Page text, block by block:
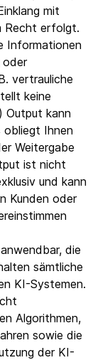
mit
Recht erfolgt.
Informationen
oder
vertrauliche
keine
Output kann
obliegt Ihnen
Weitergabe
ist nicht
und kann
Kunden oder
die
sämtliche
KI-Systemen.
Algorithmen,
sowie die
der KI-